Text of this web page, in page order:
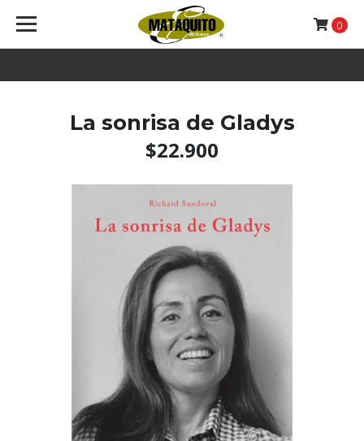
0
La sonrisa de Gladys
$22.900